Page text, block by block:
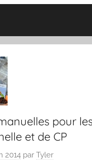
pour
et de CP
2014 par Tyler